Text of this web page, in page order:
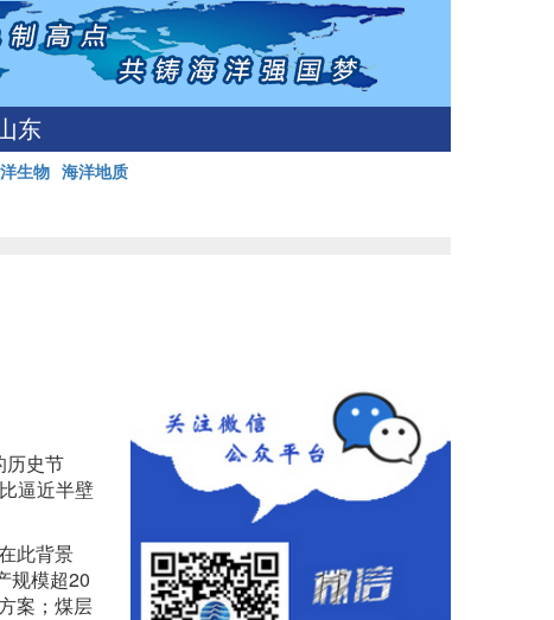
东
生物 海洋地质
历史节
逼近半壁
此背景
规模超20
案；煤层